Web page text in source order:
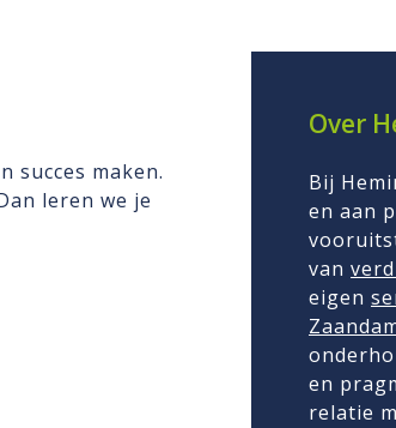
succes maken.
leren we je
Over
Bij
en aan
van
eigen
en
relatie